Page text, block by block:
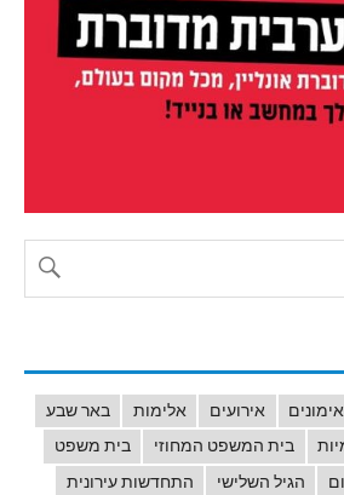
אימונים אירועים אלימות
באר שבע
בית המשפט המחוזי
בית משפט
הגיל השלישי
התחדשות עירונית